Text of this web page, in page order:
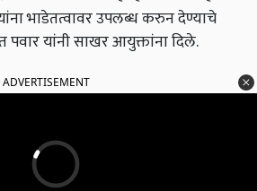
भाडेतत्वावर उपलब्ध करुन देण्याचे
पवार यांनी साखर आयुक्तांना दिले.
ADVERTISEMENT